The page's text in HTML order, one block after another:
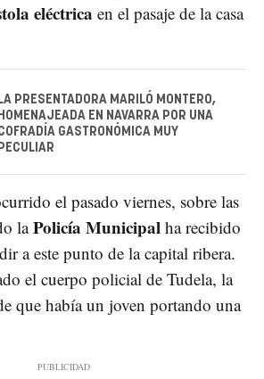
eléctrica en el pasaje de la casa
LA PRESENTADORA MARILÓ MONTERO,
HOMENAJEADA EN NAVARRA POR UNA
GASTRONÓMICA MUY
PECULIAR
el pasado viernes, sobre las
laPolicía Municipal ha recibido
a este punto de la capital ribera.
el cuerpo policial de Tudela, la
que había un joven portando una